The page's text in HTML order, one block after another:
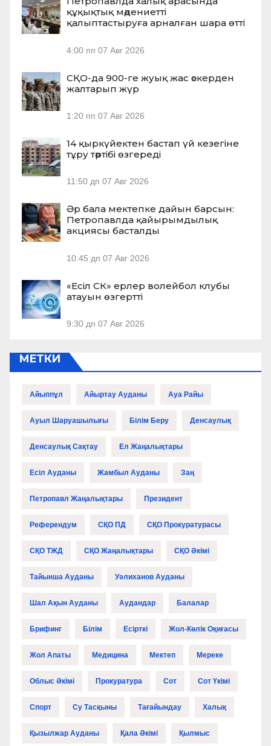
құқықтық мәдениетті
қалыптастыруға арналған шара өтті
4:00 пп 07 Авг 2026
СҚО-да 900-ге жуық жас әскерден
жалтарып жүр
1:20 пп 07 Авг 2026
14 қыркүйектен бастап үй кезегіне
тұру тәртібі өзгереді
11:50 дп 07 Авг 2026
Әр бала мектепке дайын барсын:
Петропавлда қайырымдылық
акциясы басталды
10:45 дп 07 Авг 2026
«Есіл СК» ерлер волейбол клубы
атауын өзгертті
9:30 дп 07 Авг 2026
МЕТКИ
Айыппұл Айыртау Ауданы Ауа Райы
Ауыл Шаруашылығы Білім Беру Денсаулық
Денсаулық Сақтау Ел Жаңалықтары
Есіл Ауданы Жамбыл Ауданы Заң
Петропавл Жаңалықтары Президент
Референдум СҚО ПД СҚО Прокуратурасы
СҚО ТЖД СҚО Жаңалықтары СҚО Әкімі
Тайынша Ауданы Уәлиханов Ауданы
Шал Ақын Ауданы Аудандар Балалар
Брифинг Білім Есірткі Жол-Көлік Оқиғасы
Жол Апаты Медицина Мектеп Мереке
Облыс Әкімі Прокуратура Сот Сот Үкімі
Спорт Су Тасқыны Тағайындау Халық
Қызылжар Ауданы Қала Әкімі Қылмыс